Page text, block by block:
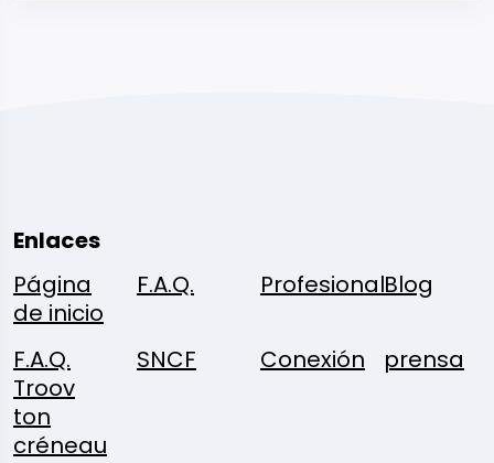
Enlaces
Página
de inicio
F.A.Q. ProfesionalBlog
F.A.Q.
Troov
ton
créneau
SNCF Conexión prensa